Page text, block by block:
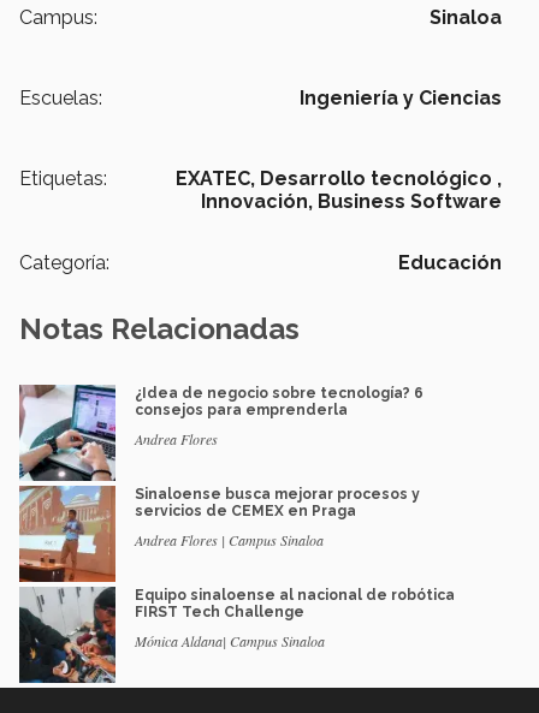
Campus:
Sinaloa
Escuelas: Ingeniería y Ciencias
Etiquetas: EXATEC, Desarrollo tecnológico ,
Innovación, Business Software
Categoría: Educación
Notas Relacionadas
¿Idea de negocio sobre tecnología? 6
consejos para emprenderla
Andrea Flores
Sinaloense busca mejorar procesos y
servicios de CEMEX en Praga
Andrea Flores | Campus Sinaloa
Equipo sinaloense al nacional de robótica
FIRST Tech Challenge
Mónica Aldana| Campus Sinaloa